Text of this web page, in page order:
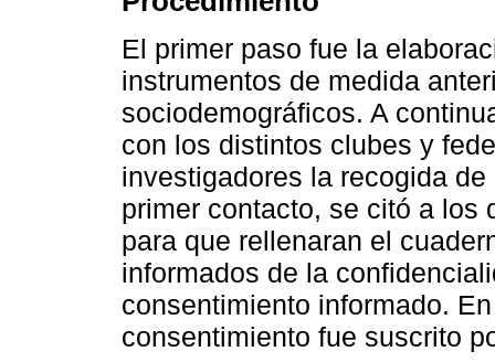
El primer paso fue la
instrumentos de medida
sociodemográficos. A
con los distintos clubes y
investigadores la recogida
primer contacto, se citó a los
para que rellenaran el
informados de la
consentimiento informado.
consentimiento fue suscrito